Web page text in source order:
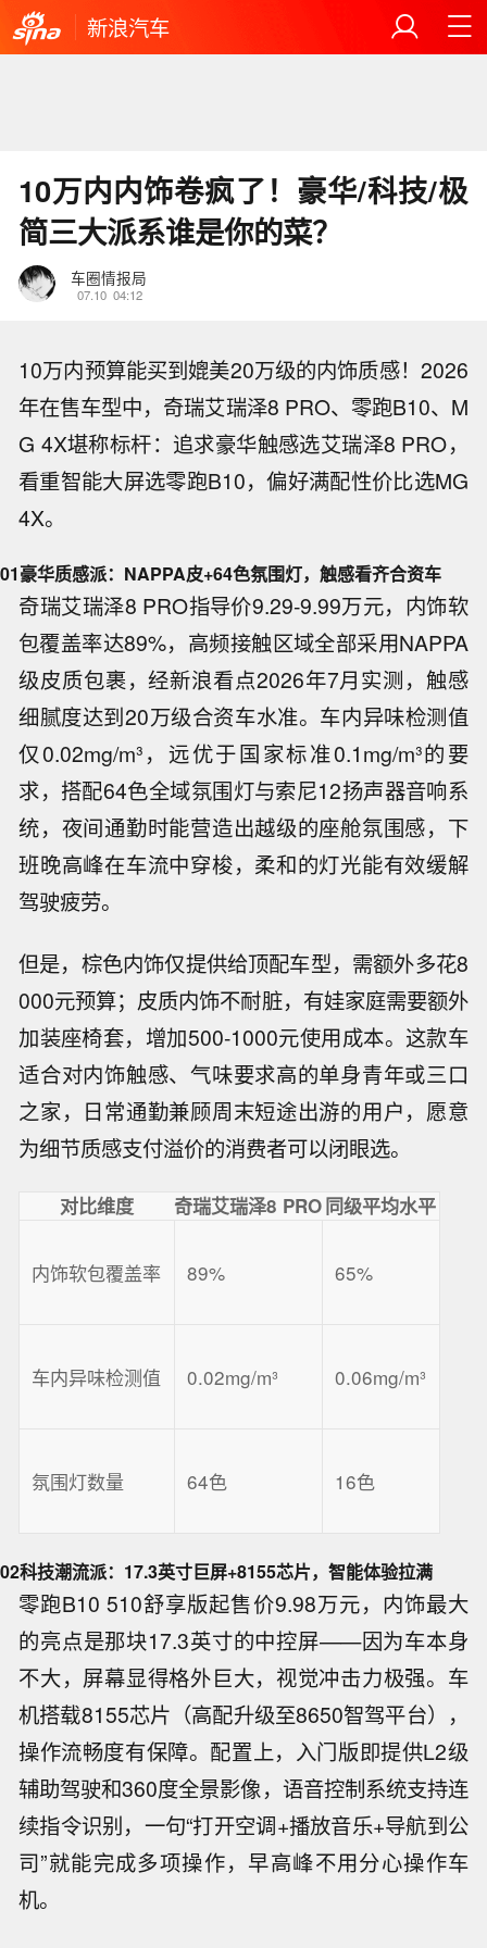
新浪汽车
10万内内饰卷疯了！豪华/科技/极
简三大派系谁是你的菜？
车圈情报局
07.10 04:12
10万内预算能买到媲美20万级的内饰质感！2026
年在售车型中，奇瑞艾瑞泽8 PRO、零跑B10、M
G 4X堪称标杆：追求豪华触感选艾瑞泽8 PRO，
看重智能大屏选零跑B10，偏好满配性价比选MG
4X。
01豪华质感派：NAPPA皮+64色氛围灯，触感看齐合资车
奇瑞艾瑞泽8 PRO指导价9.29-9.99万元，内饰软
包覆盖率达89%，高频接触区域全部采用NAPPA
级皮质包裹，经新浪看点2026年7月实测，触感
细腻度达到20万级合资车水准。车内异味检测值
仅0.02mg/m³，远优于国家标准0.1mg/m³的要
求，搭配64色全域氛围灯与索尼12扬声器音响系
统，夜间通勤时能营造出越级的座舱氛围感，下
班晚高峰在车流中穿梭，柔和的灯光能有效缓解
驾驶疲劳。
但是，棕色内饰仅提供给顶配车型，需额外多花8
000元预算；皮质内饰不耐脏，有娃家庭需要额外
加装座椅套，增加500-1000元使用成本。这款车
适合对内饰触感、气味要求高的单身青年或三口
之家，日常通勤兼顾周末短途出游的用户，愿意
为细节质感支付溢价的消费者可以闭眼选。
对比维度 奇瑞艾瑞泽8 PRO同级平均水平
内饰软包覆盖率 89% 65%
车内异味检测值 0.02mg/m³ 0.06mg/m³
氛围灯数量 64色 16色
02科技潮流派：17.3英寸巨屏+8155芯片，智能体验拉满
零跑B10 510舒享版起售价9.98万元，内饰最大
的亮点是那块17.3英寸的中控屏——因为车本身
不大，屏幕显得格外巨大，视觉冲击力极强。车
机搭载8155芯片（高配升级至8650智驾平台），
操作流畅度有保障。配置上，入门版即提供L2级
辅助驾驶和360度全景影像，语音控制系统支持连
续指令识别，一句“打开空调+播放音乐+导航到公
司”就能完成多项操作，早高峰不用分心操作车
机。